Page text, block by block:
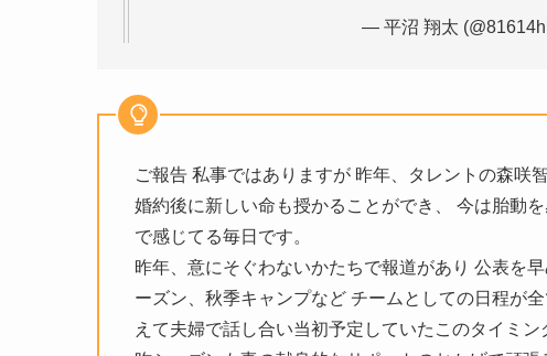
— 平沼 翔太
ご報告 私事ではありますが 昨年、タレントの森咲
婚約後に新しい命も授かることができ、 今は胎動
で感じてる毎日です。
昨年、意にそぐわないかたちで報道があり 公表を
ーズン、秋季キャンプなど チームとしての日程が
えて夫婦で話し合い当初予定していたこのタイミン